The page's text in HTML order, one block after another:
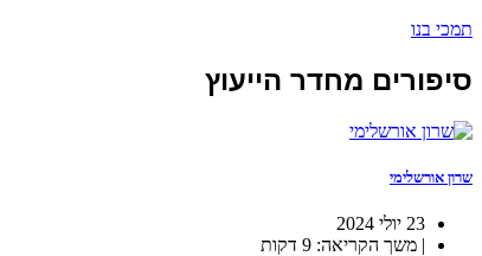
תמכי בנו
סיפורים מחדר הייעוץ
שרון אורשלימי
23 יולי 2024
| משך הקריאה: 9 דקות